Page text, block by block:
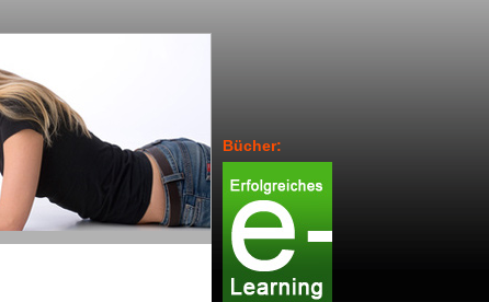
Bücher: